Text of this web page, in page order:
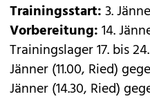
Trainingsstart:3.
Vorbereitung:14.
Trainingslager 17. bis
Jänner (11.00, Ried)
Jänner (14.30, Ried)